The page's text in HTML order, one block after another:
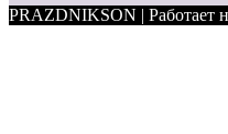
PRAZDNIKSON | Работает